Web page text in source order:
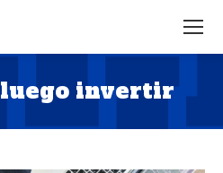
luego invertir